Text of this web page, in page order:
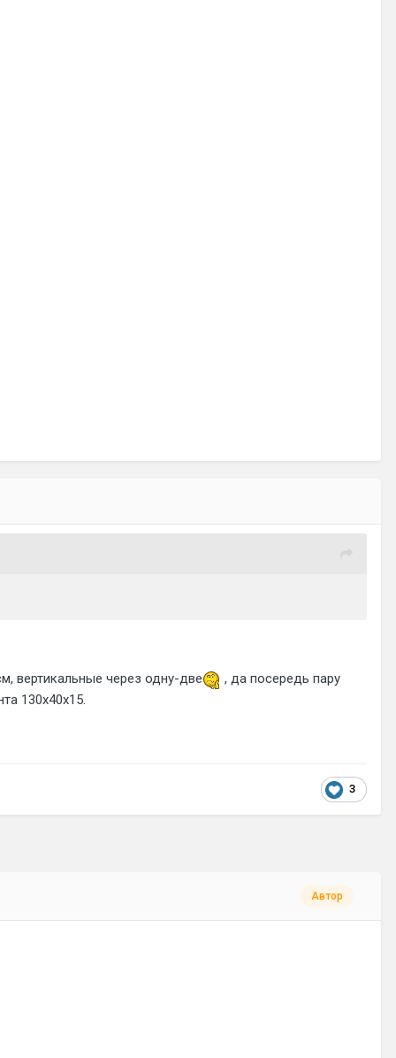
вертикальные через одну-две
, да посередь пару
130х40х15.
3
Автор